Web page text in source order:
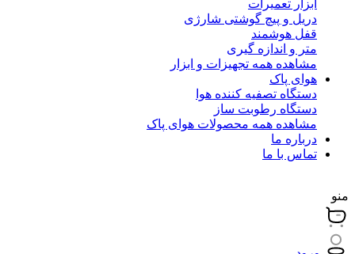
ابزار تعمیرات
دریل و پیچ گوشتی شارژی
قفل هوشمند
متر و اندازه گیری
مشاهده همه تجهیزات و ابزار
هوای پاک
دستگاه تصفیه کننده هوا
دستگاه رطوبت ساز
مشاهده همه محصولات هوای پاک
درباره ما
تماس با ما
منو